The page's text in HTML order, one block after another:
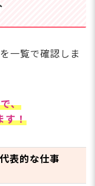
ーランスの働
ー
等デイサービ
一覧で確認しま
、
す！
代表的な仕事